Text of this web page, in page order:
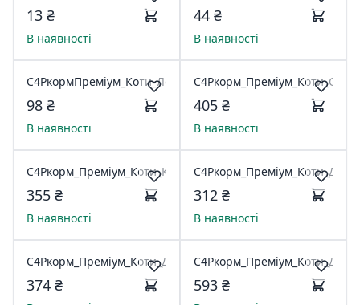
13 ₴
В наявності
44 ₴
В наявності
C4PкормПремiум_Коти_Лосось_300г
98 ₴
В наявності
405 ₴
В наявності
C4Pкорм_Премiум_Коти_Кролик2кг
355 ₴
В наявності
312 ₴
В наявності
C4Pкорм_Премiум_Коти_Дор_ПiдтрЗдоровяСечовСист2кг
374 ₴ 593 ₴